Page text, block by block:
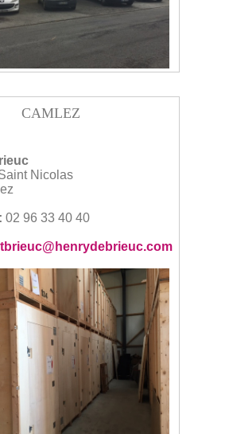
CAMLEZ
Nicolas
02 96 33 40 40